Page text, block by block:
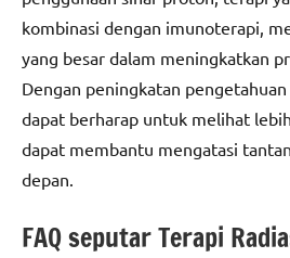
kombinasi dengan imunoterapi,
yang besar dalam meningkatkan
Dengan peningkatan
dapat berharap untuk melihat
dapat membantu mengatasi
depan.
FAQ seputar Terapi